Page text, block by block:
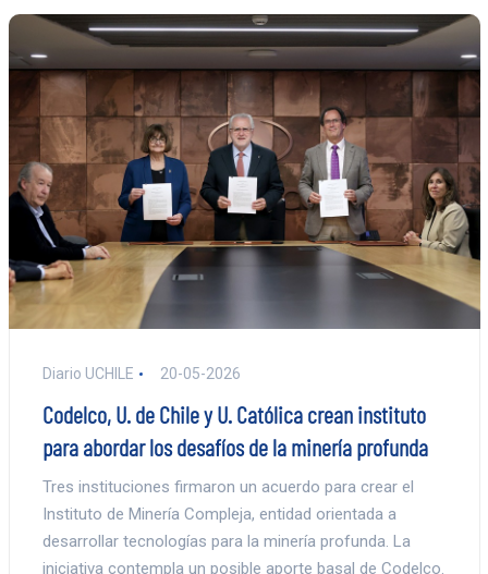
Diario UCHILE 20-05-2026
Codelco, U. de Chile y U. Católica crean instituto
para abordar los desafíos de la minería profunda
Tres instituciones firmaron un acuerdo para crear el
Instituto de Minería Compleja, entidad orientada a
desarrollar tecnologías para la minería profunda. La
iniciativa contempla un posible aporte basal de Codelco.